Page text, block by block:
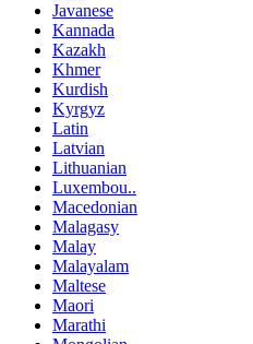
Javanese
Kannada
Kazakh
Khmer
Kurdish
Kyrgyz
Latin
Latvian
Lithuanian
Luxembou..
Macedonian
Malagasy
Malay
Malayalam
Maltese
Maori
Marathi